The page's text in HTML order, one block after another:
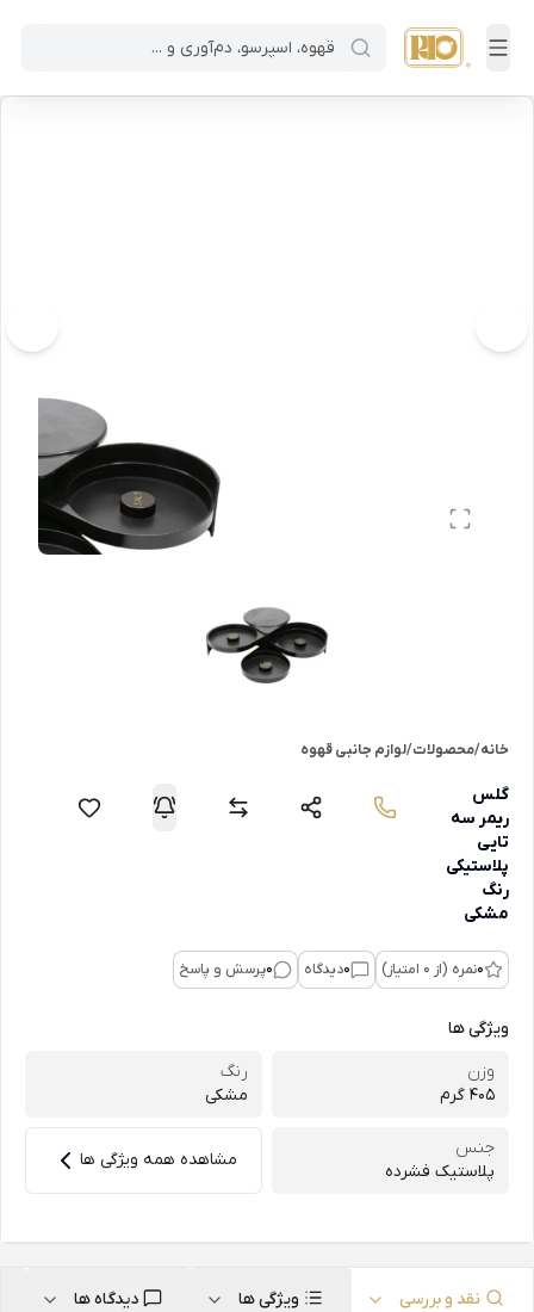
خانه/محصولات/لوازم جانبی قهوه
گلس
ریمر سه
تایی
پلاستیکی
رنگ
مشکی
0نمره (از 0 امتیاز) 0دیدگاه 0پرسش و پاسخ
ویژگی ها
وزن
405 گرم
رنگ
مشکی
جنس
پلاستیک فشرده
مشاهده همه ویژگی ها
نقد و بررسی ویژگی ها دیدگاه ها